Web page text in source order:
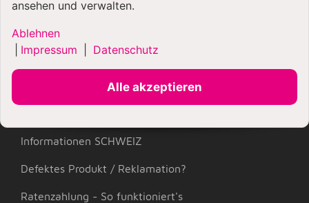
KUNDENHILFE
Informationen SCHWEIZ
Defektes Produkt / Reklamation?
Ratenzahlung - So funktioniert's
ansehen und verwalten.
Ablehnen
Impressum Datenschutz
Alle akzeptieren